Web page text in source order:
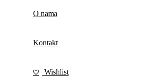
O nama
Kontakt
Wishlist